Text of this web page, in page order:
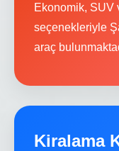
Ekonomik, SUV
seçenekleriyle
araç
Kiralama